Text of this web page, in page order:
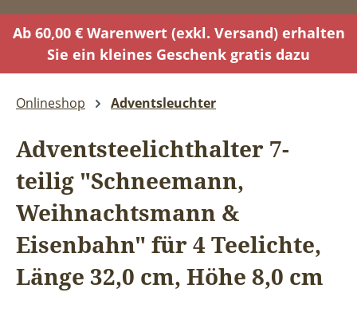
Ab 60,00 € Warenwert (exkl. Versand) erhalten
Sie ein kleines Geschenk gratis dazu
Onlineshop Adventsleuchter
Adventsteelichthalter 7-
teilig "Schneemann,
Weihnachtsmann &
Eisenbahn" für 4 Teelichte,
Länge 32,0 cm, Höhe 8,0 cm